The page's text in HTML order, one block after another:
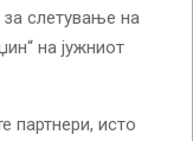
слетување на
на јужниот
партнери, исто